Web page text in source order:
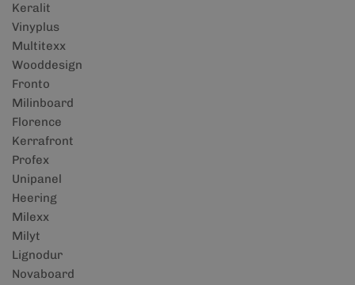
Keralit
Vinyplus
Multitexx
Wooddesign
Fronto
Milinboard
Florence
Kerrafront
Profex
Unipanel
Heering
Milexx
Milyt
Lignodur
Novaboard